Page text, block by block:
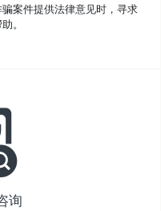
案件提供法律意见时，寻求
。
询